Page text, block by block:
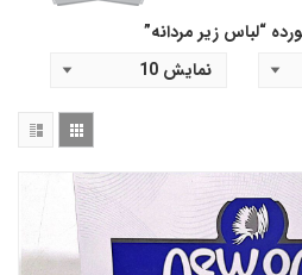
“لباس زیر مردانه”